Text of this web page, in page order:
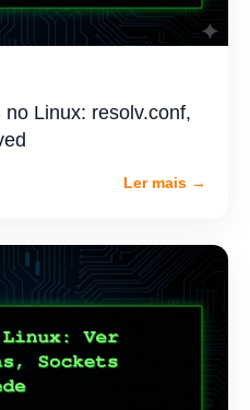
Linux: resolv.conf,
Ler mais →